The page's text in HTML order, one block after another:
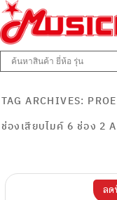
Music Arms
ศูนย์รวมครื่องดนตรีทุก
TAG ARCHIVES:
ช่องเสียบไมค์ 6 ช่อง 2
ลด